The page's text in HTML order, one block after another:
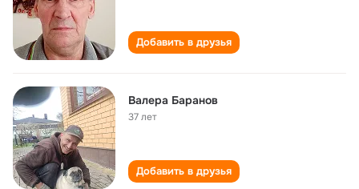
Добавить в друзья
Валера Баранов
37 лет
Добавить в друзья